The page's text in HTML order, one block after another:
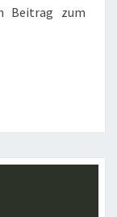
Beitrag zum